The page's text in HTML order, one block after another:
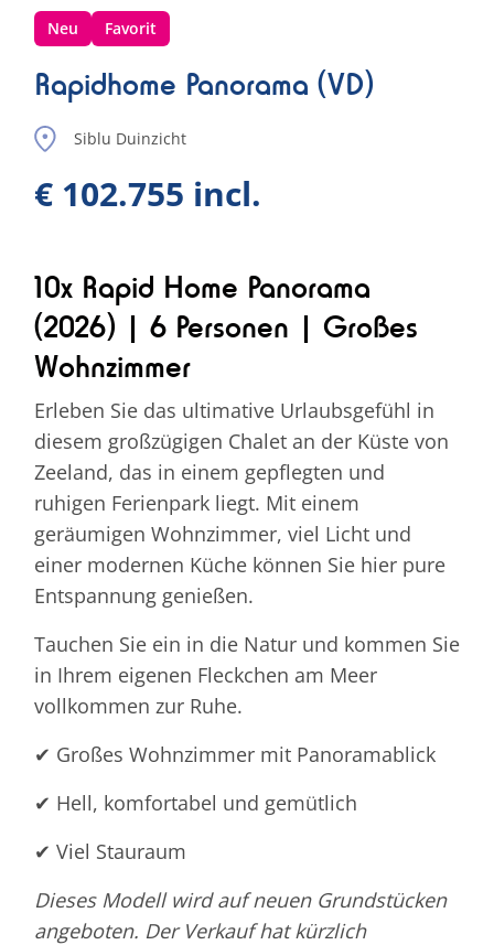
Neu Favorit
Rapidhome Panorama (VD)
Siblu Duinzicht
€ 102.755 incl.
10x Rapid Home Panorama
(2026) | 6 Personen | Großes
Wohnzimmer
Erleben Sie das ultimative Urlaubsgefühl in
diesem großzügigen Chalet an der Küste von
Zeeland, das in einem gepflegten und
ruhigen Ferienpark liegt. Mit einem
geräumigen Wohnzimmer, viel Licht und
einer modernen Küche können Sie hier pure
Entspannung genießen.
Tauchen Sie ein in die Natur und kommen Sie
in Ihrem eigenen Fleckchen am Meer
vollkommen zur Ruhe.
✔ Großes Wohnzimmer mit Panoramablick
✔ Hell, komfortabel und gemütlich
✔ Viel Stauraum
Dieses Modell wird auf neuen Grundstücken
angeboten. Der Verkauf hat kürzlich